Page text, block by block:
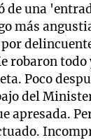
de una
más
robaron
Poco
del
apresada.